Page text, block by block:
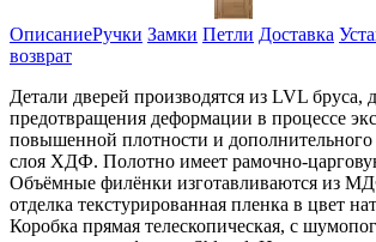
ОписаниеРучки Замки Петли Доставка
возврат
Детали дверей производятся из LVL бруса,
предотвращения деформации в процессе
повышенной плотности и
слоя ХДФ. Полотно имеет рамочно-
Объёмные филёнки изготавливаются из
отделка текстурированная пленка в цвет
Коробка прямая телескопическая, с